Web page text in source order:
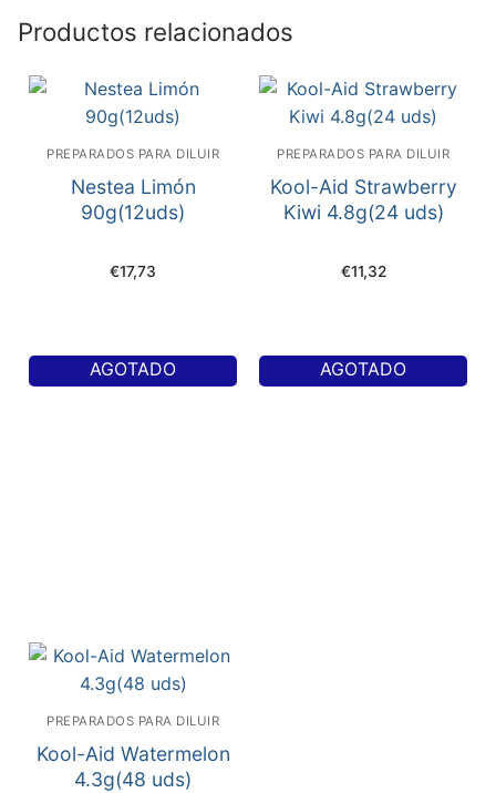
Productos relacionados
PREPARADOS PARA DILUIR
Nestea Limón
90g(12uds)
€17,73
AGOTADO
PREPARADOS PARA DILUIR
Kool-Aid Strawberry
Kiwi 4.8g(24 uds)
€11,32
AGOTADO
PREPARADOS PARA DILUIR
Kool-Aid Watermelon
4.3g(48 uds)